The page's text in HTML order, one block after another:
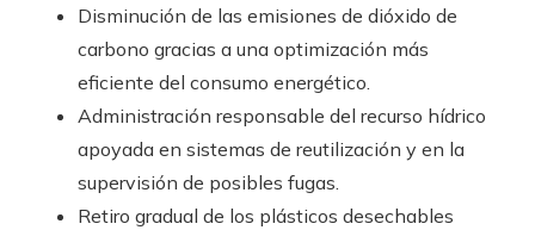
Disminución de las emisiones de dióxido de
carbono gracias a una optimización más
eficiente del consumo energético.
Administración responsable del recurso hídrico
apoyada en sistemas de reutilización y en la
supervisión de posibles fugas.
Retiro gradual de los plásticos desechables